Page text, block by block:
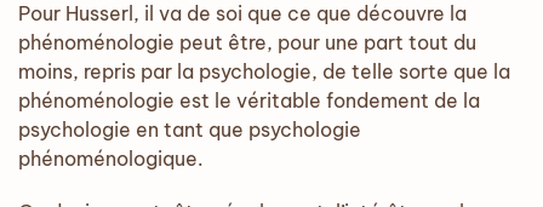
Pour Husserl, il va de soi que ce que découvre la
phénoménologie peut être, pour une part tout du
moins, repris par la psychologie, de telle sorte que la
phénoménologie est le véritable fondement de la
psychologie en tant que psychologie
phénoménologique.